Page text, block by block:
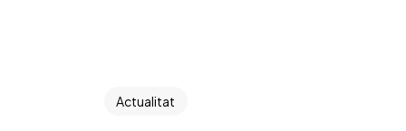
Actualitat